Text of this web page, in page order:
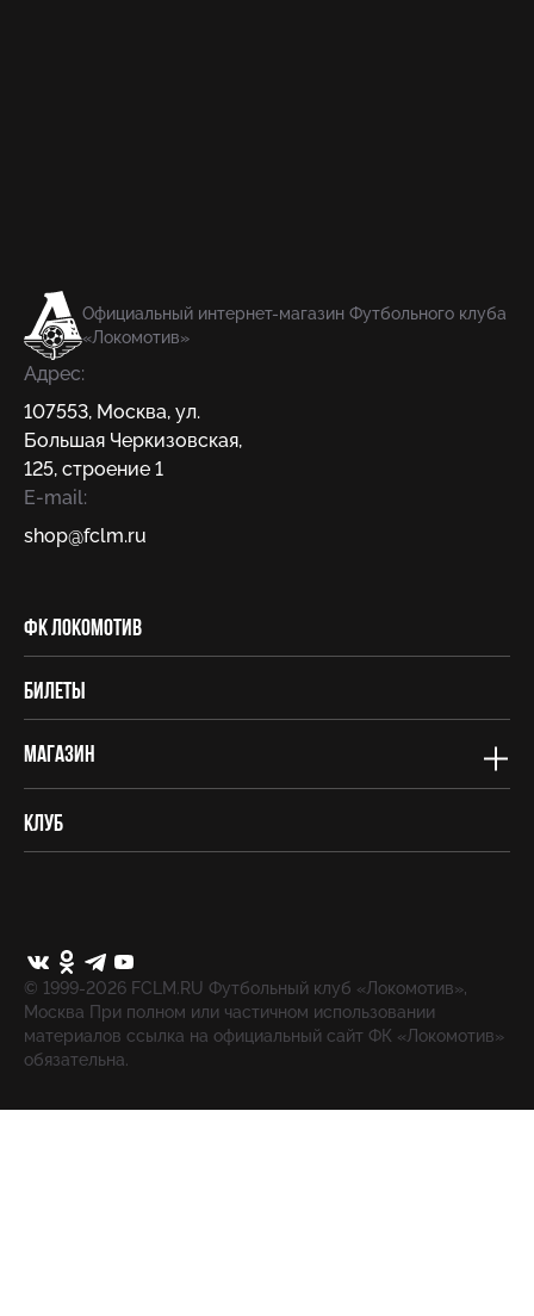
Официальный интернет-магазин Футбольного клуба
«Локомотив»
Адрес:
107553, Москва, ул.
Большая Черкизовская,
125, строение 1
E-mail:
shop@fсlm.ru
ФК Локомотив
Билеты
Магазин
Клуб
© 1999-2026 FCLM.RU Футбольный клуб «Локомотив»,
Москва При полном или частичном использовании
материалов ссылка на официальный сайт ФК «Локомотив»
обязательна.